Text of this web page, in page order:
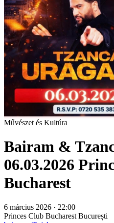
Művészet és Kultúra
Bairam &
06.03.2026
Bucharest
6 március 2026 · 22:00
Princes Club Bucharest București